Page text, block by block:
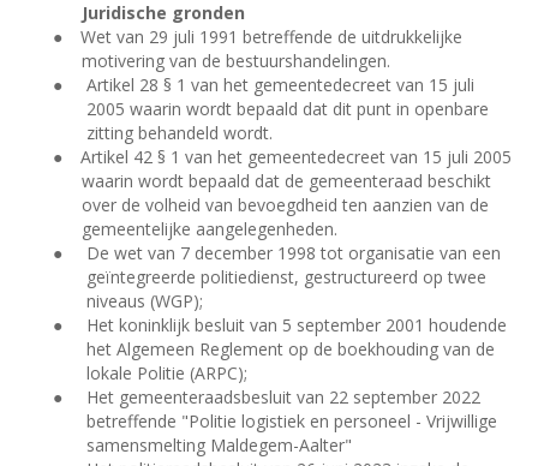
Juridische gronden
●
Wet van 29 juli 1991 betreffende de uitdrukkelijke
motivering van de bestuurshandelingen.
●
Artikel 28 § 1 van het gemeentedecreet van 15 juli
2005 waarin wordt bepaald dat dit punt in openbare
zitting behandeld wordt.
●
Artikel 42 § 1 van het gemeentedecreet van 15 juli 2005
waarin wordt bepaald dat de gemeenteraad beschikt
over de volheid van bevoegdheid ten aanzien van de
gemeentelijke aangelegenheden.
●
De wet van 7 december 1998 tot organisatie van een
geïntegreerde politiedienst, gestructureerd op twee
niveaus (WGP);
●
Het koninklijk besluit van 5 september 2001 houdende
het Algemeen Reglement op de boekhouding van de
lokale Politie (ARPC);
●
Het gemeenteraadsbesluit van 22 september 2022
betreffende "Politie logistiek en personeel - Vrijwillige
samensmelting Maldegem-Aalter"